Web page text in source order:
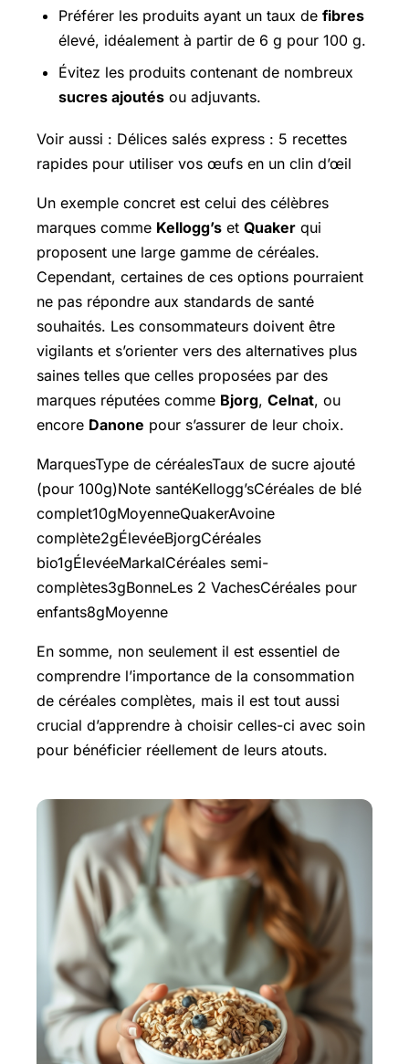
Préférer les produits ayant un taux de fibres
élevé, idéalement à partir de 6 g pour 100 g.
Évitez les produits contenant de nombreux
sucres ajoutés ou adjuvants.
Voir aussi : Délices salés express : 5 recettes
rapides pour utiliser vos œufs en un clin d’œil
Un exemple concret est celui des célèbres
marques comme Kellogg’s et Quaker qui
proposent une large gamme de céréales.
Cependant, certaines de ces options pourraient
ne pas répondre aux standards de santé
souhaités. Les consommateurs doivent être
vigilants et s’orienter vers des alternatives plus
saines telles que celles proposées par des
marques réputées comme Bjorg, Celnat, ou
encore Danone pour s’assurer de leur choix.
MarquesType de céréalesTaux de sucre ajouté
(pour 100g)Note santéKellogg’sCéréales de blé
complet10gMoyenneQuakerAvoine
complète2gÉlevéeBjorgCéréales
bio1gÉlevéeMarkalCéréales semi-
complètes3gBonneLes 2 VachesCéréales pour
enfants8gMoyenne
En somme, non seulement il est essentiel de
comprendre l’importance de la consommation
de céréales complètes, mais il est tout aussi
crucial d’apprendre à choisir celles-ci avec soin
pour bénéficier réellement de leurs atouts.